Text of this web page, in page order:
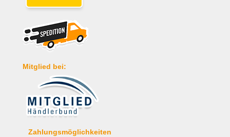
Mitglied bei:
Zahlungsmöglichkeiten